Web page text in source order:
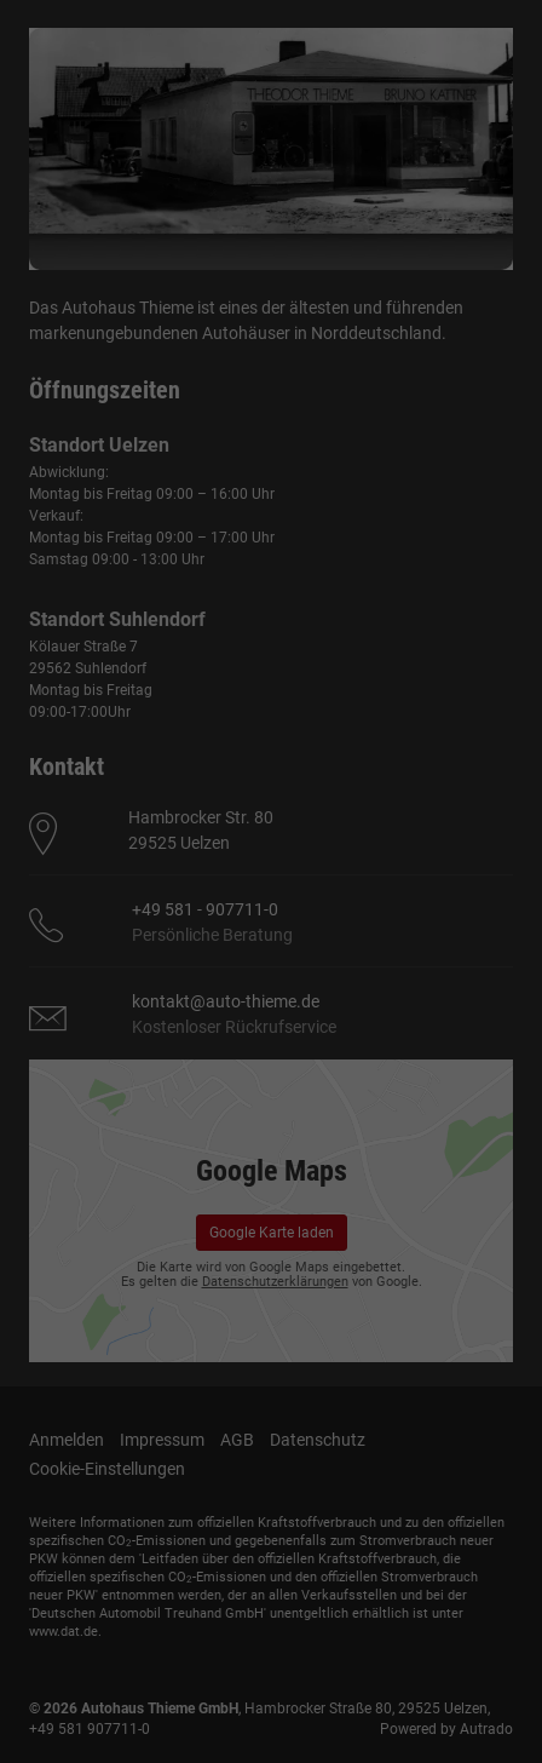
Das Autohaus Thieme ist eines der ältesten und führenden
markenungebundenen Autohäuser in Norddeutschland.
Öffnungszeiten
Standort Uelzen
Abwicklung:
Montag bis Freitag 09:00 – 16:00 Uhr
Verkauf:
Montag bis Freitag 09:00 – 17:00 Uhr
Samstag 09:00 - 13:00 Uhr
Standort Suhlendorf
Kölauer Straße 7
29562 Suhlendorf
Montag bis Freitag
09:00-17:00Uhr
Kontakt
Hambrocker Str. 80
29525 Uelzen
+49 581 - 907711-0
Persönliche Beratung
kontakt@auto-thieme.de
Kostenloser Rückrufservice
Google Maps
Google Karte laden
Die Karte wird von Google Maps eingebettet.
Es gelten die Datenschutzerklärungen von Google.
Anmelden Impressum AGB
Datenschutz
Cookie-Einstellungen
Weitere Informationen zum offiziellen Kraftstoffverbrauch und zu den offiziellen
spezifischen CO2-Emissionen und gegebenenfalls zum Stromverbrauch neuer
PKW können dem 'Leitfaden über den offiziellen Kraftstoffverbrauch, die
offiziellen spezifischen CO2-Emissionen und den offiziellen Stromverbrauch
neuer PKW' entnommen werden, der an allen Verkaufsstellen und bei der
'Deutschen Automobil Treuhand GmbH' unentgeltlich erhältlich ist unter
www.dat.de.
© 2026 Autohaus Thieme GmbH , Hambrocker Straße 80, 29525 Uelzen,
+49 581 907711-0
Powered by Autrado